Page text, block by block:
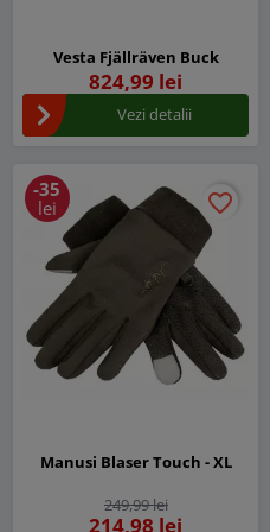
Vesta Fjällräven Buck
824,99 lei
Vezi detalii
favorite_border
favorite_border
-35
lei
Manusi Blaser Touch - XL
249,99 lei
214,98 lei